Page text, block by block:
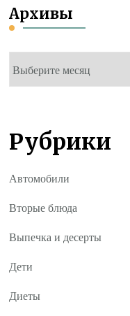
Архивы
Рубрики
Автомобили
Вторые блюда
Выпечка и десерты
Дети
Диеты